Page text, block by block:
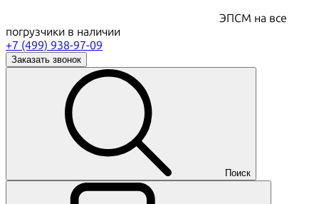
ЭПСМ на все
погрузчики в наличии
+7 (499) 938-97-09
Заказать звонок
Поиск